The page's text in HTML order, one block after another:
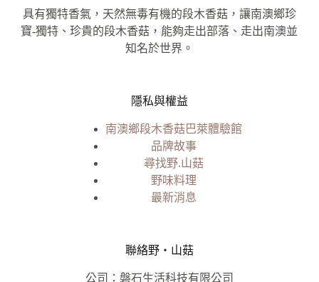
具有獨特香氣，天然無毒有機的段木香菇，讓南澳鄉珍
寶-獨特、珍貴的段木香菇，能夠走出部落、走出南澳並
知名於世界。
隱私與權益
南澳鄉段木香菇巴萊體驗館
品牌故事
尋找野.山菇
野味料理
最新消息
聯絡野‧山菇
公司：磐石生活科技有限公司